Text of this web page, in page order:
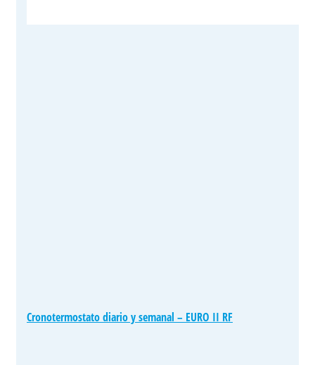
Cronotermostato diario y semanal – EURO II RF